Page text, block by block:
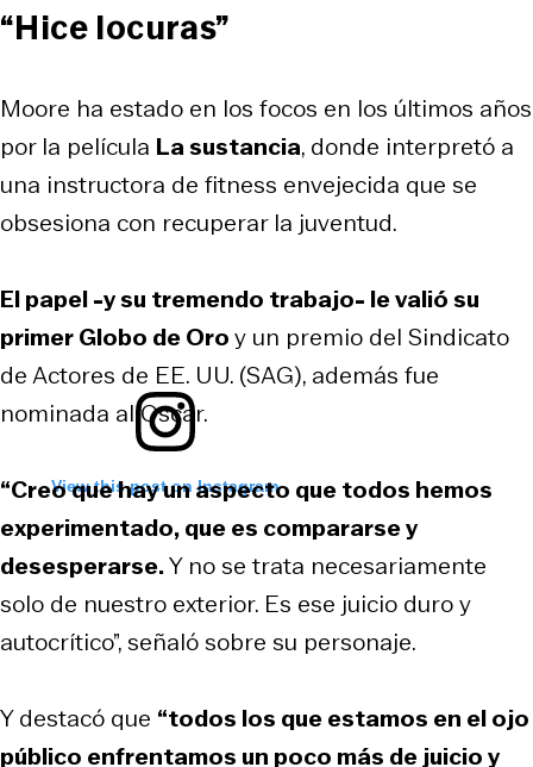
View this post on Instagram
“Hice locuras”
Moore ha estado en los focos en los últimos años
por la película La sustancia, donde interpretó a
una instructora de fitness envejecida que se
obsesiona con recuperar la juventud.
El papel -y su tremendo trabajo- le valió su
primer Globo de Oroy un premio del Sindicato
de Actores de EE. UU. (SAG), además fue
nominada al Oscar.
“Creo que hay un aspecto que todos hemos
experimentado, que es compararse y
desesperarse.Y no se trata necesariamente
solo de nuestro exterior. Es ese juicio duro y
autocrítico”, señaló sobre su personaje.
Y destacó que “todos los que estamos en el ojo
público enfrentamos un poco más de juicio y